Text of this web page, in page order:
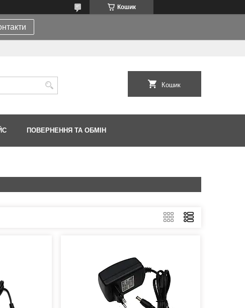
Кошик
Кошик
ПОВЕРНЕННЯ ТА ОБМІН